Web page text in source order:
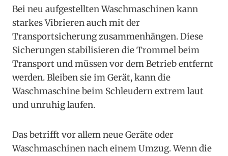
Bei neu aufgestellten Waschmaschinen kann
starkes Vibrieren auch mit der
Transportsicherung zusammenhängen. Diese
Sicherungen stabilisieren die Trommel beim
Transport und müssen vor dem Betrieb entfernt
werden. Bleiben sie im Gerät, kann die
Waschmaschine beim Schleudern extrem laut
und unruhig laufen.
Das betrifft vor allem neue Geräte oder
Waschmaschinen nach einem Umzug. Wenn die